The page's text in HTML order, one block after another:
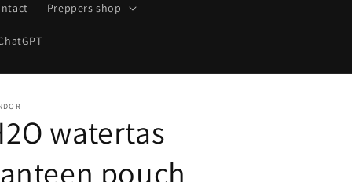
Preppers shop
watertas
pouch